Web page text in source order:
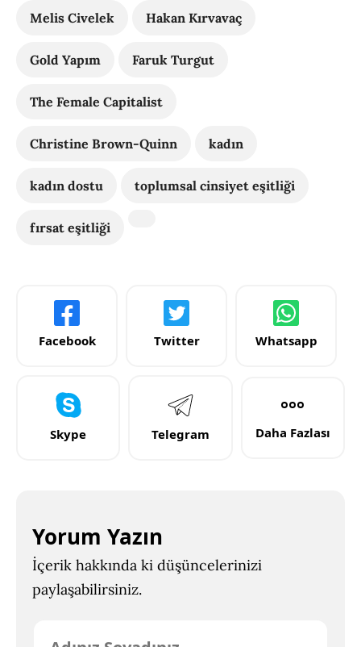
Melis Civelek Hakan Kırvavaç
Gold Yapım Faruk Turgut
The Female Capitalist
Christine Brown-Quinn kadın
kadın dostu toplumsal cinsiyet eşitliği
fırsat eşitliği
Facebook Twitter Whatsapp
Skype Telegram Daha Fazlası
Yorum Yazın
İçerik hakkında ki düşüncelerinizi
paylaşabilirsiniz.